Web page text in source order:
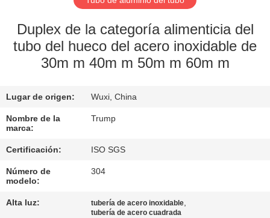
NOSOTROS
RECORRIDO
LA
FÁBRICA
DE
CALIDAD
Duplex de la categoría alimenticia del
tubo del hueco del acero inoxidable de
30m m 40m m 50m m 60m m
Lugar de origen: Wuxi, China
Nombre de la
marca:
Trump
Certificación: ISO SGS
Número de
modelo:
304
Alta luz: tubería de acero inoxidable,
tubería de acero cuadrada